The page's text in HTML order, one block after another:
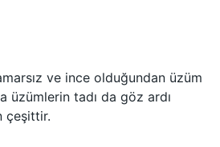
ve ince olduğundan üzüm
üzümlerin tadı da göz ardı
çeşittir.